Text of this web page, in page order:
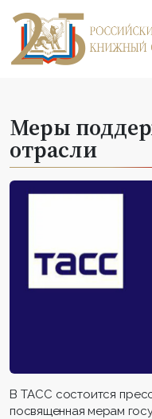
Меры
отрасли
В ТАСС состоится
посвященная мерам